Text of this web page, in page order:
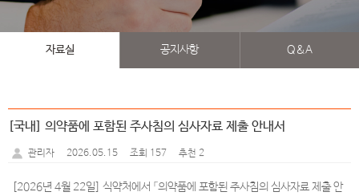
자료실 공지사항 Q&A
[국내] 의약품에 포함된 주사침의 심사자료 제출 안내서
관리자 2026.05.15 조회 157 추천 2
[2026년 4월 22일] 식약처에서 「의약품에 포함된 주사침의 심사자료 제출 안